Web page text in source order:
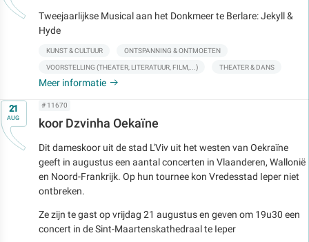
Tweejaarlijkse Musical aan het Donkmeer te Berlare: Jekyll &
Hyde
KUNST & CULTUUR ONTSPANNING & ONTMOETEN
VOORSTELLING (THEATER, LITERATUUR, FILM,...) THEATER & DANS
Meer informatie
Op21
AUG
# 11670
koor Dzvinha Oekaïne
Dit dameskoor uit de stad L'Viv uit het westen van Oekraïne
geeft in augustus een aantal concerten in Vlaanderen, Wallonië
en Noord-Frankrijk. Op hun tournee kon Vredesstad Ieper niet
ontbreken.
Ze zijn te gast op vrijdag 21 augustus en geven om 19u30 een
concert in de Sint-Maartenskathedraal te Ieper